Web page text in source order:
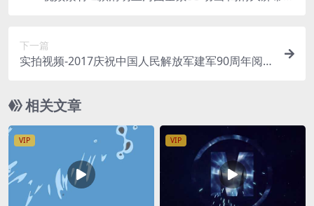
下一篇
实拍视频-2017庆祝中国人民解放军建军90周年阅
相关文章
VIP VIP